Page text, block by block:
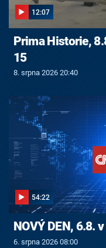
12:07
Prima Historie,
15
8. srpna 2026 20:40
54:22
NOVÝ DEN, 6.8.
6. srpna 2026 08:00